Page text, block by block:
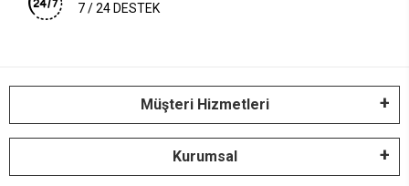
7 / 24 DESTEK
Müşteri Hizmetleri
Kurumsal